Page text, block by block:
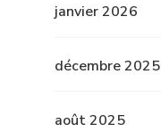
janvier 2026
décembre 2025
août 2025